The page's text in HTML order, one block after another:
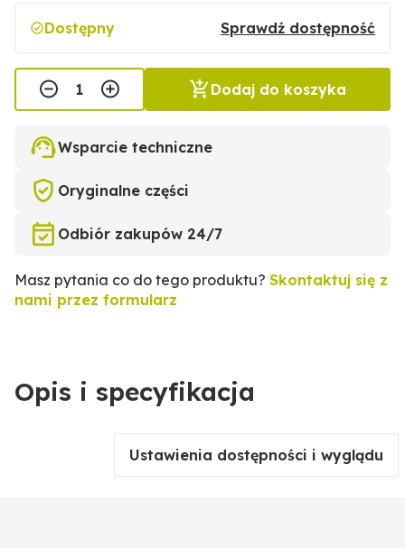
Dostępny Sprawdź dostępność
Dodaj do koszyka
Wsparcie techniczne
Oryginalne części
Odbiór zakupów 24/7
Masz pytania co do tego produktu? Skontaktuj się z
nami przez formularz
Opis i specyfikacja
Ustawienia dostępności i wyglądu